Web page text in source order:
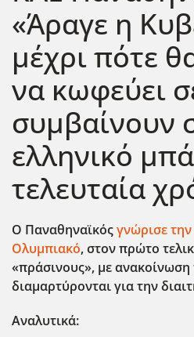
«Άραγε η
μέχρι πότε
να κωφεύει
συμβαίνουν
ελληνικό
τελευταία
Ο Παναθηναϊκόςγνώρισε
Ολυμπιακό, στον πρώτο
«πράσινους», με ανακοίνωση
διαμαρτύρονται για την
Αναλυτικά: